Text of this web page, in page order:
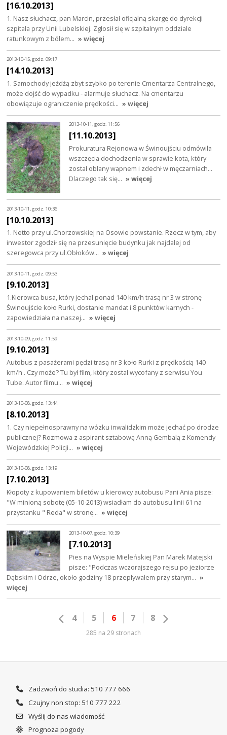
[16.10.2013]
1. Nasz słuchacz, pan Marcin, przesłał oficjalną skargę do dyrekcji
szpitala przy Unii Lubelskiej. Zgłosił się w szpitalnym oddziale
ratunkowym z bólem… » więcej
2013-10-15, godz. 09:17
[14.10.2013]
1. Samochody jeżdżą zbyt szybko po terenie Cmentarza Centralnego,
może dojść do wypadku - alarmuje słuchacz. Na cmentarzu
obowiązuje ograniczenie prędkości… » więcej
2013-10-11, godz. 11:56
[11.10.2013]
Prokuratura Rejonowa w Świnoujściu odmówiła
wszczęcia dochodzenia w sprawie kota, który
został oblany wapnem i zdechł w męczarniach...
Dlaczego tak się… » więcej
2013-10-11, godz. 10:36
[10.10.2013]
1. Netto przy ul.Chorzowskiej na Osowie powstanie. Rzecz w tym, aby
inwestor zgodził się na przesunięcie budynku jak najdalej od
szeregowca przy ul.Obłoków… » więcej
2013-10-11, godz. 09:53
[9.10.2013]
1.Kierowca busa, który jechał ponad 140 km/h trasą nr 3 w stronę
Świnoujście koło Rurki, dostanie mandat i 8 punktów karnych -
zapowiedziała na naszej… » więcej
2013-10-09, godz. 11:59
[9.10.2013]
Autobus z pasażerami pędzi trasą nr 3 koło Rurki z prędkością 140
km/h . Czy może? Tu był film, który został wycofany z serwisu You
Tube. Autor filmu… » więcej
2013-10-08, godz. 13:44
[8.10.2013]
1. Czy niepełnosprawny na wózku inwalidzkim może jechać po drodze
publicznej? Rozmowa z aspirant sztabową Anną Gembalą z Komendy
Wojewódzkiej Policji… » więcej
2013-10-08, godz. 13:19
[7.10.2013]
Kłopoty z kupowaniem biletów u kierowcy autobusu Pani Ania pisze:
"W minioną sobotę (05-10-2013) wsiadłam do autobusu linii 61 na
przystanku " Reda" w stronę… » więcej
2013-10-07, godz. 10:39
[7.10.2013]
Pies na Wyspie Mieleńskiej Pan Marek Matejski
pisze: "Podczas wczorajszego rejsu po jeziorze
Dąbskim i Odrze, około godziny 18 przepływałem przy starym… »
więcej
4 5 6 7 8
285 na 29 stronach
Zadzwoń do studia: 510 777 666
Czujny non stop: 510 777 222
Wyślij do nas wiadomość
Prognoza pogody